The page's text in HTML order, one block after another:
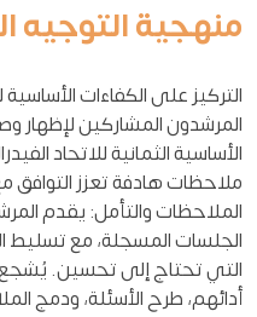
منهجية التوجيه
التركيز على الكفاءات
المرشدون المشاركين لإظهار
الأساسية الثمانية للاتحاد
ملاحظات هادفة تعزز التوافق
الملاحظات والتأمل: يقدم
الجلسات المسجلة، مع تسليط
التي تحتاج إلى تحسين.
أدائهم، طرح الأسئلة، ودمج